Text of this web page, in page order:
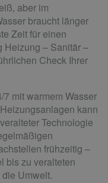
aber im
braucht länger
Zeit für einen
Heizung – Sanitär –
Check Ihrer
mit warmem Wasser
kann
Technologie
frühzeitig –
bis zu veralteten
Umwelt.